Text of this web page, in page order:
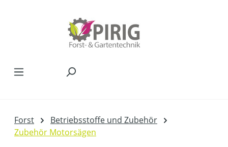
Forst
Betriebsstoffe und Zubehör
Zubehör Motorsägen